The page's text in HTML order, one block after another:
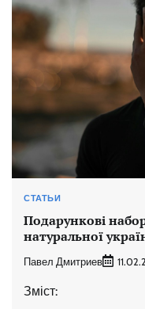
СТАТЬИ
Подарункові
натуральної
Павел Дмитриев
Зміст: